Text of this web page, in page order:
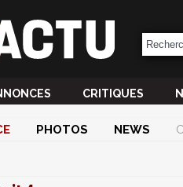
CRITIQUES
PHOTOS NEWS